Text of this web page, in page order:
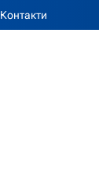
Контакти